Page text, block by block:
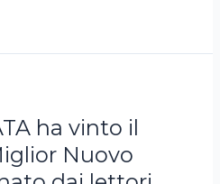
ha vinto il
Nuovo